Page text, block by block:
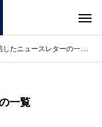
たニュースレターの一覧
一覧